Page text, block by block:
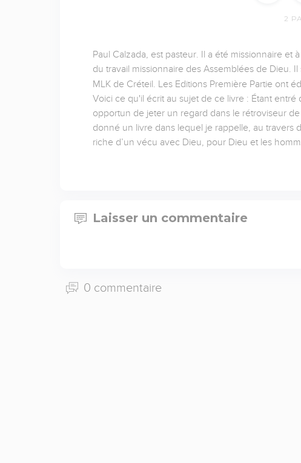
2
Paul Calzada, est pasteur. Il a été missionnaire
du travail missionnaire des Assemblées de Dieu.
MLK de Créteil. Les Editions Première Partie ont
Voici ce qu'il écrit au sujet de ce livre : Étant
opportun de jeter un regard dans le rétroviseur
donné un livre dans lequel je rappelle, au travers
riche d’un vécu avec Dieu, pour Dieu et les
Laisser un commentaire
0 commentaire